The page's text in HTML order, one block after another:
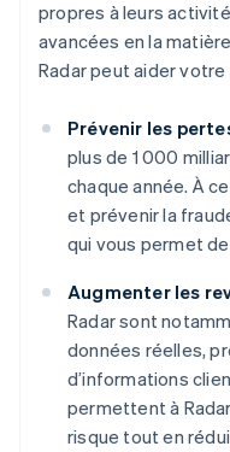
propres à leurs
avancées en la
Radar peut aider votre
Prévenir les
plus de 1 000
chaque année. À
et prévenir la
qui vous permet
Augmenter les
Radar sont
données réelles,
d’informations
permettent à
risque tout en